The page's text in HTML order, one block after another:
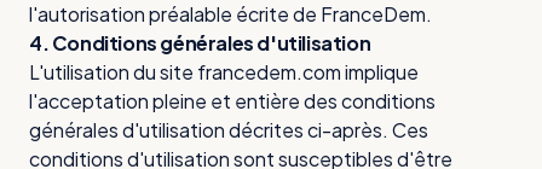
l'autorisation préalable écrite de FranceDem.
4. Conditions générales d'utilisation
L'utilisation du site francedem.com implique
l'acceptation pleine et entière des conditions
générales d'utilisation décrites ci-après. Ces
conditions d'utilisation sont susceptibles d'être